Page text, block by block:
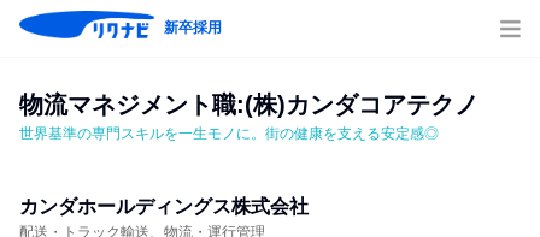
新卒採用
物流マネジメント職:(株)カンダコアテクノ
世界基準の専門スキルを一生モノに。街の健康を支える安定感◎
カンダホールディングス株式会社
配送・トラック輸送、物流・運行管理